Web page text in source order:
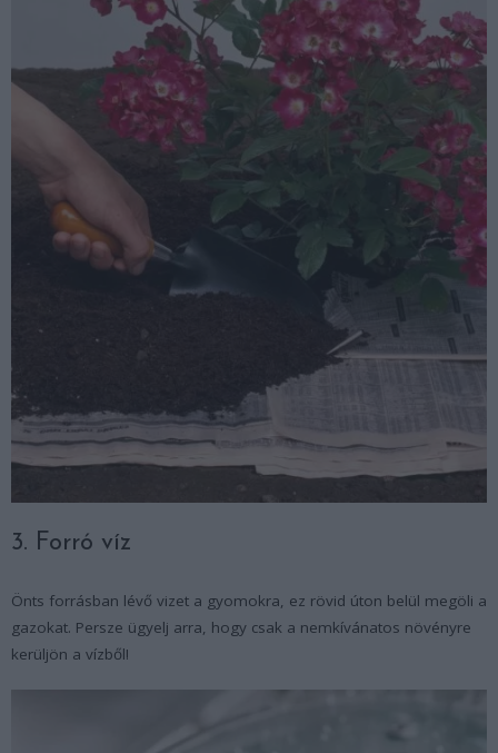
3. Forró víz
Önts forrásban lévő vizet a gyomokra, ez rövid úton belül megöli a
gazokat. Persze ügyelj arra, hogy csak a nemkívánatos növényre
kerüljön a vízből!